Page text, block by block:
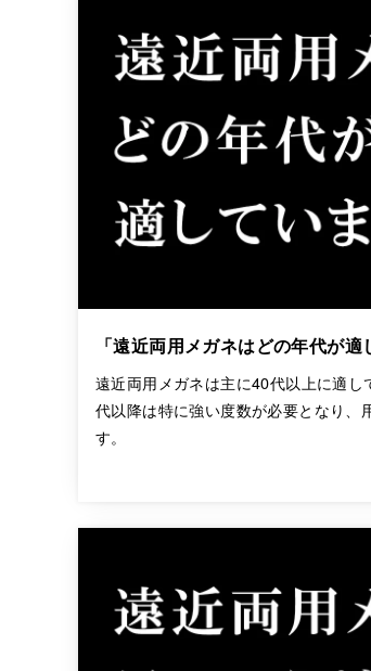
「遠近両用メガネはどの年代が適
遠近両用メガネは主に40代以上に適
代以降は特に強い度数が必要となり、
す。